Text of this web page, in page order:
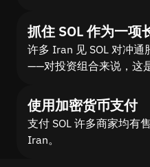
抓住 SOL 作为一项
许多 Iran 见 SOL 对冲通
——对投资组合来说，这
使用加密货币支付
支付 SOL 许多商家均有
Iran。